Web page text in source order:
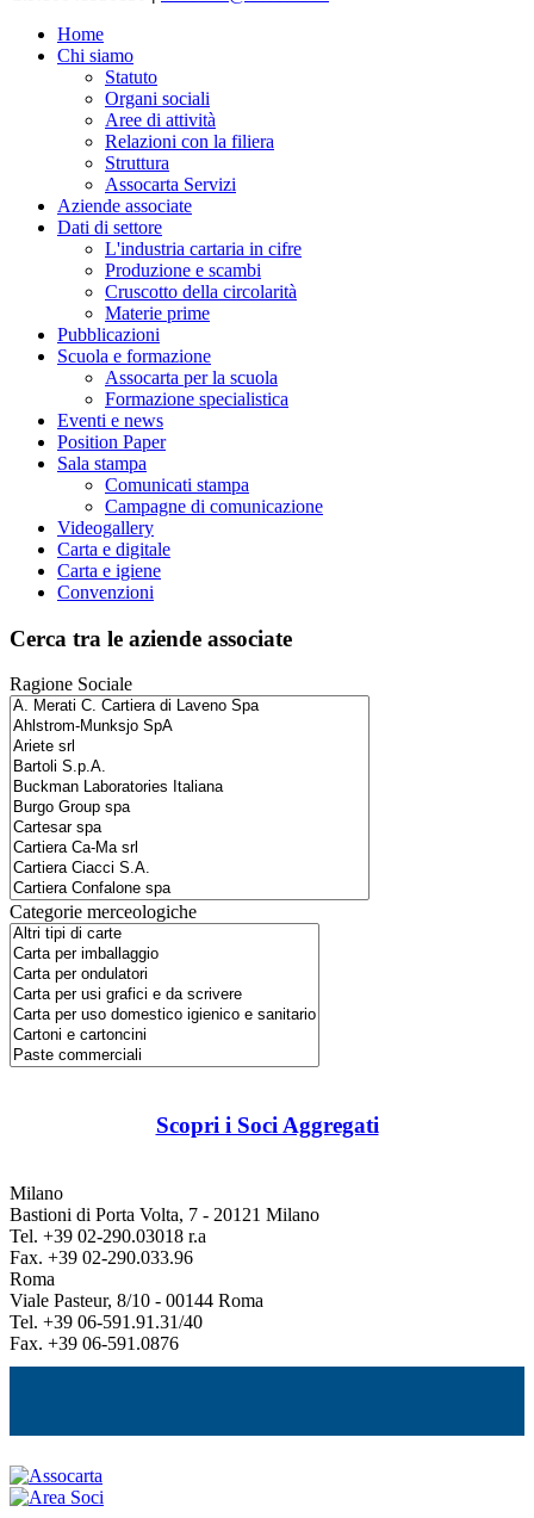
Home
Chi siamo
Statuto
Organi sociali
Aree di attività
Relazioni con la filiera
Struttura
Assocarta Servizi
Aziende associate
Dati di settore
L'industria cartaria in cifre
Produzione e scambi
Cruscotto della circolarità
Materie prime
Pubblicazioni
Scuola e formazione
Assocarta per la scuola
Formazione specialistica
Eventi e news
Position Paper
Sala stampa
Comunicati stampa
Campagne di comunicazione
Videogallery
Carta e digitale
Carta e igiene
Convenzioni
Cerca tra le aziende associate
Ragione Sociale
Categorie merceologiche
Scopri i Soci Aggregati
Milano
Bastioni di Porta Volta, 7 - 20121 Milano
Tel. +39 02-290.03018 r.a
Fax. +39 02-290.033.96
Roma
Viale Pasteur, 8/10 - 00144 Roma
Tel. +39 06-591.91.31/40
Fax. +39 06-591.0876